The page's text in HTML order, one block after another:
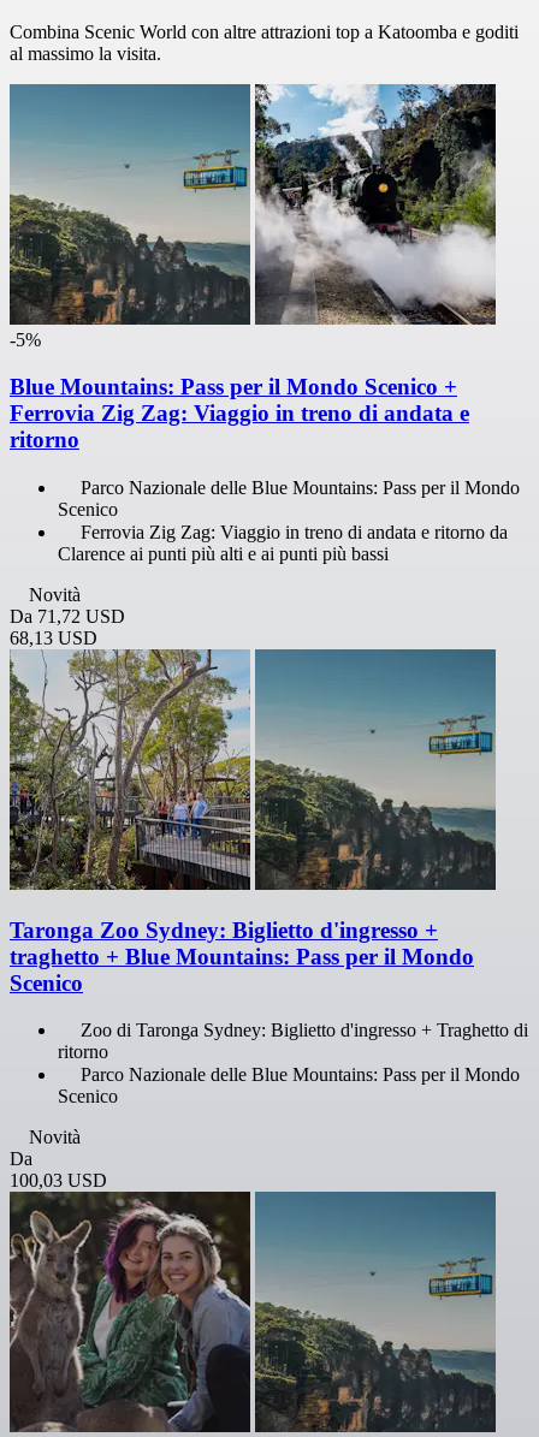
Combina Scenic World con altre attrazioni top a Katoomba e goditi
al massimo la visita.
-5%
Blue Mountains: Pass per il Mondo Scenico +
Ferrovia Zig Zag: Viaggio in treno di andata e
ritorno
Parco Nazionale delle Blue Mountains: Pass per il Mondo
Scenico
Ferrovia Zig Zag: Viaggio in treno di andata e ritorno da
Clarence ai punti più alti e ai punti più bassi
Novità
Da 71,72 USD
68,13 USD
Taronga Zoo Sydney: Biglietto d'ingresso +
traghetto + Blue Mountains: Pass per il Mondo
Scenico
Zoo di Taronga Sydney: Biglietto d'ingresso + Traghetto di
ritorno
Parco Nazionale delle Blue Mountains: Pass per il Mondo
Scenico
Novità
Da
100,03 USD